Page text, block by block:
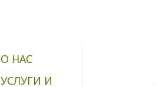
О НАС
УСЛУГИ И